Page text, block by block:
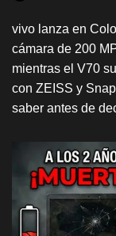
vivo lanza en
cámara de 200
mientras el V70
con ZEISS y
saber antes de